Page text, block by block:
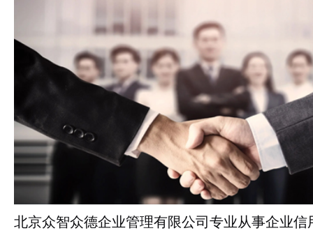
北京众智众德企业管理有限公司专业从事企业